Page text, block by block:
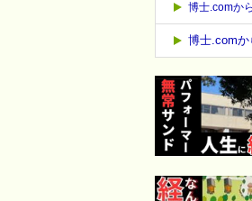
博士.comか
博士.comか